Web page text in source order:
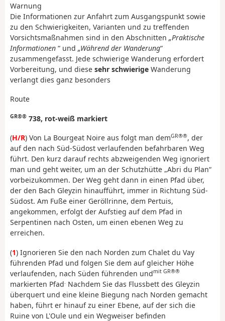
Warnung
Die Informationen zur Anfahrt zum Ausgangspunkt sowie
zu den Schwierigkeiten, Varianten und zu treffenden
Vorsichtsmaßnahmen sind in den Abschnitten „Praktische
Informationen “ und „Während der Wanderung“
zusammengefasst. Jede schwierige Wanderung erfordert
Vorbereitung, und diese sehr schwierige Wanderung
verlangt dies ganz besonders
Route
GR®® 738, rot-weiß markiert
(H/R) Von La Bourgeat Noire aus folgt man demGR®®, der
auf den nach Süd-Südost verlaufenden befahrbaren Weg
führt. Den kurz darauf rechts abzweigenden Weg ignoriert
man und geht weiter, um an der Schutzhütte „Abri du Plan“
vorbeizukommen. Der Weg geht dann in einen Pfad über,
der den Bach Gleyzin hinaufführt, immer in Richtung Süd-
Südost. Am Fuße einer Geröllrinne, dem Pertuis,
angekommen, erfolgt der Aufstieg auf dem Pfad in
Serpentinen nach Osten, um einen ebenen Weg zu
erreichen.
(1) Ignorieren Sie den nach Norden zum Chalet du Vay
führenden Pfad und folgen Sie dem auf gleicher Höhe
verlaufenden, nach Süden führenden undmit GR®®
markierten Pfad. Nachdem Sie das Flussbett des Gleyzin
überquert und eine kleine Biegung nach Norden gemacht
haben, führt er hinauf zu einer Ebene, auf der sich die
Ruine von L'Oule und ein Wegweiser befinden